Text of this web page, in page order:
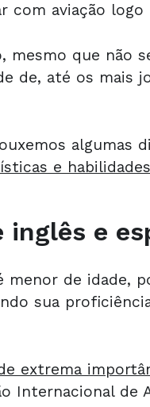
com aviação logo
mesmo que não
de, até os mais
algumas
e
inglês e
menor de idade,
sua
extrema
Internacional de